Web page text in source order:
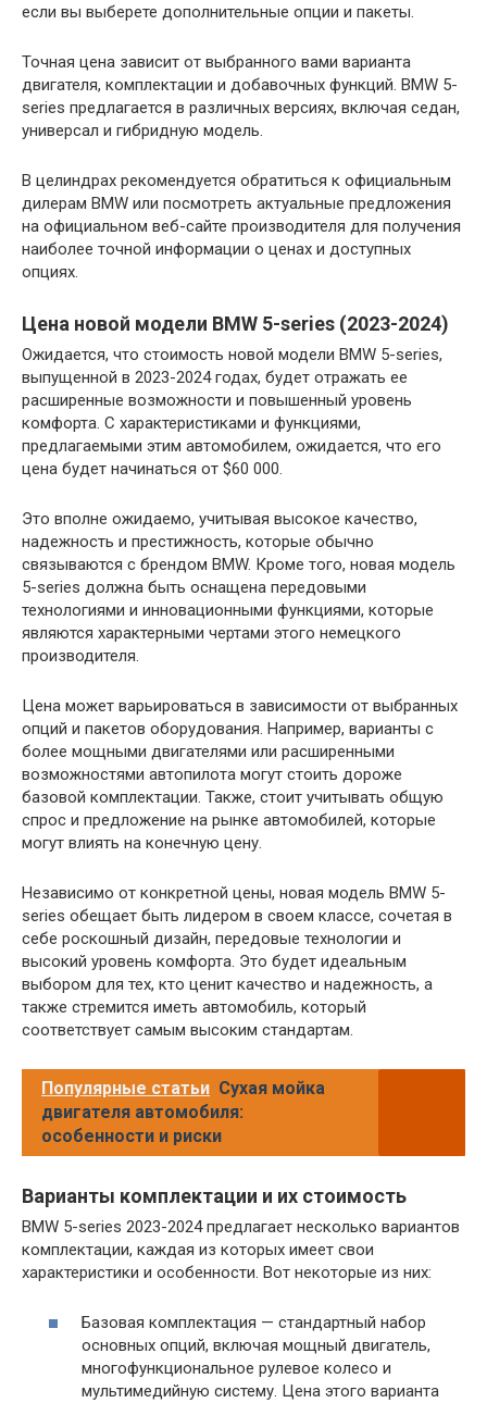
если вы выберете дополнительные опции и пакеты.
Точная цена зависит от выбранного вами варианта
двигателя, комплектации и добавочных функций. BMW 5-
series предлагается в различных версиях, включая седан,
универсал и гибридную модель.
В целиндрах рекомендуется обратиться к официальным
дилерам BMW или посмотреть актуальные предложения
на официальном веб-сайте производителя для получения
наиболее точной информации о ценах и доступных
опциях.
Цена новой модели BMW 5-series (2023-2024)
Ожидается, что стоимость новой модели BMW 5-series,
выпущенной в 2023-2024 годах, будет отражать ее
расширенные возможности и повышенный уровень
комфорта. С характеристиками и функциями,
предлагаемыми этим автомобилем, ожидается, что его
цена будет начинаться от $60 000.
Это вполне ожидаемо, учитывая высокое качество,
надежность и престижность, которые обычно
связываются с брендом BMW. Кроме того, новая модель
5-series должна быть оснащена передовыми
технологиями и инновационными функциями, которые
являются характерными чертами этого немецкого
производителя.
Цена может варьироваться в зависимости от выбранных
опций и пакетов оборудования. Например, варианты с
более мощными двигателями или расширенными
возможностями автопилота могут стоить дороже
базовой комплектации. Также, стоит учитывать общую
спрос и предложение на рынке автомобилей, которые
могут влиять на конечную цену.
Независимо от конкретной цены, новая модель BMW 5-
series обещает быть лидером в своем классе, сочетая в
себе роскошный дизайн, передовые технологии и
высокий уровень комфорта. Это будет идеальным
выбором для тех, кто ценит качество и надежность, а
также стремится иметь автомобиль, который
соответствует самым высоким стандартам.
Популярные статьи Сухая мойка
двигателя автомобиля:
особенности и риски
Варианты комплектации и их стоимость
BMW 5-series 2023-2024 предлагает несколько вариантов
комплектации, каждая из которых имеет свои
характеристики и особенности. Вот некоторые из них:
Базовая комплектация — стандартный набор
основных опций, включая мощный двигатель,
многофункциональное рулевое колесо и
мультимедийную систему. Цена этого варианта